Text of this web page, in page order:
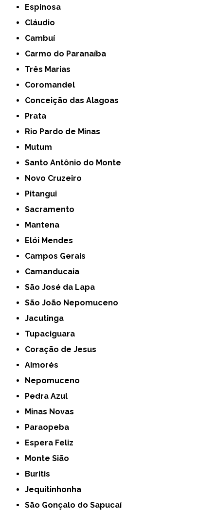
Espinosa
Cláudio
Cambuí
Carmo do Paranaíba
Três Marias
Coromandel
Conceição das Alagoas
Prata
Rio Pardo de Minas
Mutum
Santo Antônio do Monte
Novo Cruzeiro
Pitangui
Sacramento
Mantena
Elói Mendes
Campos Gerais
Camanducaia
São José da Lapa
São João Nepomuceno
Jacutinga
Tupaciguara
Coração de Jesus
Aimorés
Nepomuceno
Pedra Azul
Minas Novas
Paraopeba
Espera Feliz
Monte Sião
Buritis
Jequitinhonha
São Gonçalo do Sapucaí